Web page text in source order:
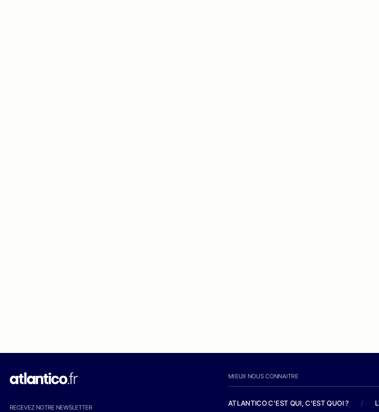
RECEVEZ NOTRE NEWSLETTER
MIEUX NOUS CONNAITRE
ATLANTICO C'EST QUI, C'EST QUOI ? /